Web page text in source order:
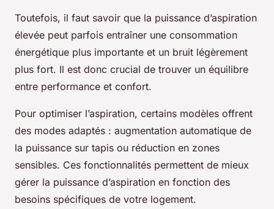
Toutefois, il faut savoir que la puissance d’aspiration
élevée peut parfois entraîner une consommation
énergétique plus importante et un bruit légèrement
plus fort. Il est donc crucial de trouver un équilibre
entre performance et confort.
Pour optimiser l’aspiration, certains modèles offrent
des modes adaptés : augmentation automatique de
la puissance sur tapis ou réduction en zones
sensibles. Ces fonctionnalités permettent de mieux
gérer la puissance d’aspiration en fonction des
besoins spécifiques de votre logement.